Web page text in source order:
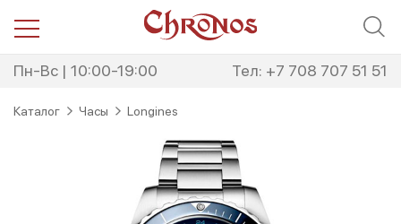
Пн-Вс | 10:00-19:00 Тел: +7 708 707 51 51
Каталог Часы Longines